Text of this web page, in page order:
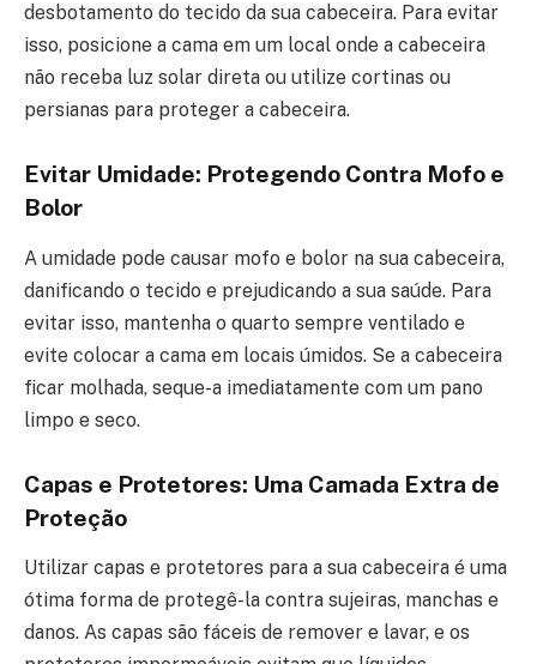
desbotamento do tecido da sua cabeceira. Para evitar
isso, posicione a cama em um local onde a cabeceira
não receba luz solar direta ou utilize cortinas ou
persianas para proteger a cabeceira.
Evitar Umidade: Protegendo Contra Mofo e
Bolor
A umidade pode causar mofo e bolor na sua cabeceira,
danificando o tecido e prejudicando a sua saúde. Para
evitar isso, mantenha o quarto sempre ventilado e
evite colocar a cama em locais úmidos. Se a cabeceira
ficar molhada, seque-a imediatamente com um pano
limpo e seco.
Capas e Protetores: Uma Camada Extra de
Proteção
Utilizar capas e protetores para a sua cabeceira é uma
ótima forma de protegê-la contra sujeiras, manchas e
danos. As capas são fáceis de remover e lavar, e os